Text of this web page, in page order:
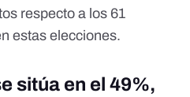
respecto a los 61
estas elecciones.
sitúa en el 49%,